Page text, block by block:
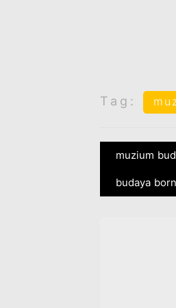
Tag:
muzium
budaya